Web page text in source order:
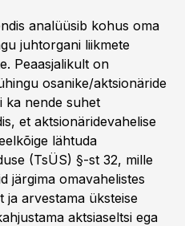
analüüsib kohus oma
juhtorgani liikmete
Peaasjalikult on
osanike/aktsionäride
ka nende suhet
et aktsionäridevahelise
lähtuda
(TsÜS) §-st 32, mille
järgima omavahelistes
ja arvestama üksteise
aktsiaseltsi ega